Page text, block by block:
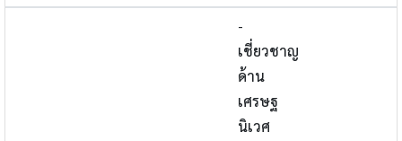
-
เชี่ยวชาญ
ด้าน
เศรษฐ
นิเวศ